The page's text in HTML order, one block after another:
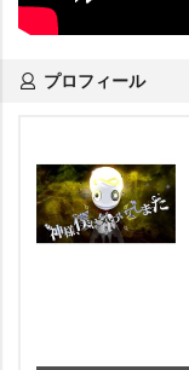
プロフィール